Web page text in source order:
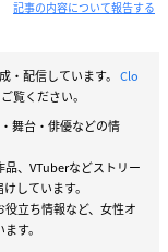
曲:sasakure.UK
編曲:大山曜(ZIZZ
記事の内容について報告する
・配信しています。 Clo
覧ください。
舞台・俳優などの情
、VTuberなどストリー
しています。
立ち情報など、女性オ
す。